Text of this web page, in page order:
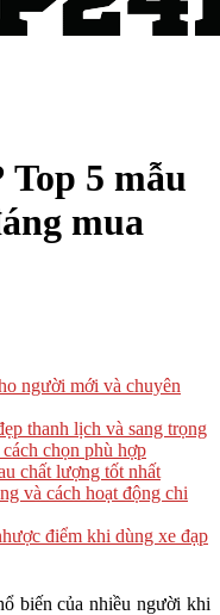
Top 5 mẫu
mua
người mới và chuyên
thanh lịch và sang trọng
chọn phù hợp
chất lượng tốt nhất
và cách hoạt động chi
điểm khi dùng xe đạp
biến của nhiều người khi